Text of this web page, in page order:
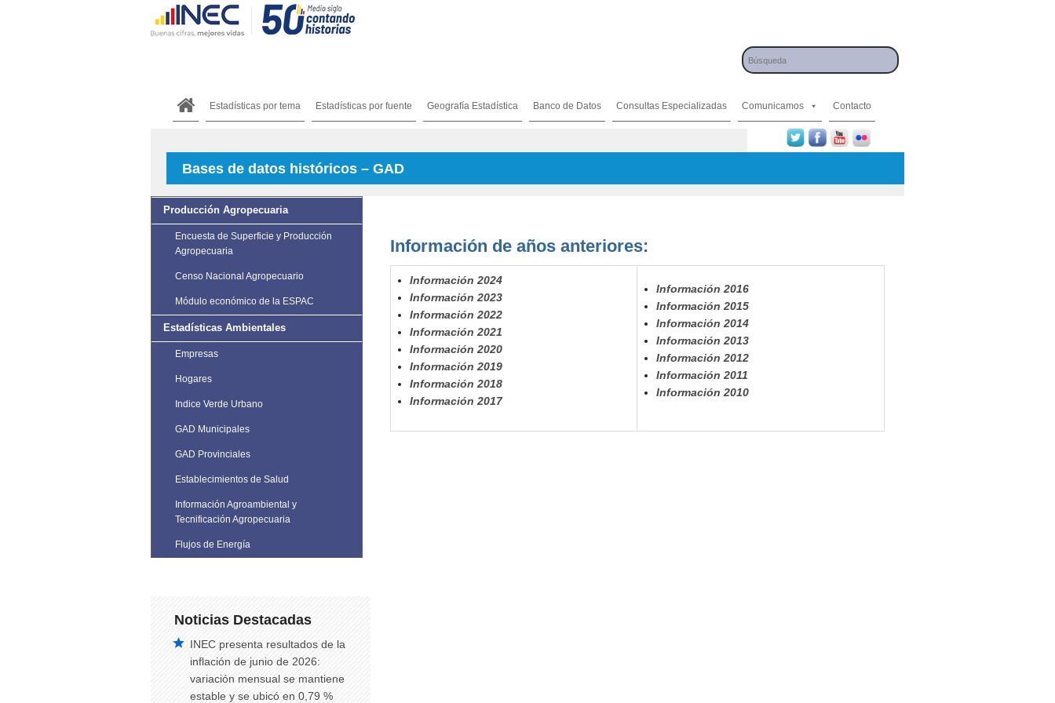
Estadísticas por tema Estadísticas por fuente Geografía Estadística Banco de Datos Consultas Especializadas Comunicamos Contacto
Bases de datos históricos – GAD
Producción Agropecuaria
Encuesta de Superficie y Producción
Agropecuaria
Censo Nacional Agropecuario
Módulo económico de la ESPAC
Estadísticas Ambientales
Empresas
Hogares
Indice Verde Urbano
GAD Municipales
GAD Provinciales
Establecimientos de Salud
Información Agroambiental y
Tecnificación Agropecuaria
Flujos de Energía
Noticias Destacadas
INEC presenta resultados de la
inflación de junio de 2026:
variación mensual se mantiene
estable y se ubicó en 0,79 %
Información de años anteriores:
Información 2024
Información 2023
Información 2022
Información 2021
Información 2020
Información 2019
Información 2018
Información 2017
Información 2016
Información 2015
Información 2014
Información 2013
Información 2012
Información 2011
Información 2010